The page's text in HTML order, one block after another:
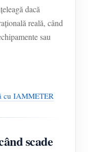
dacă
reală, când
sau
cu IAMMETER
scade